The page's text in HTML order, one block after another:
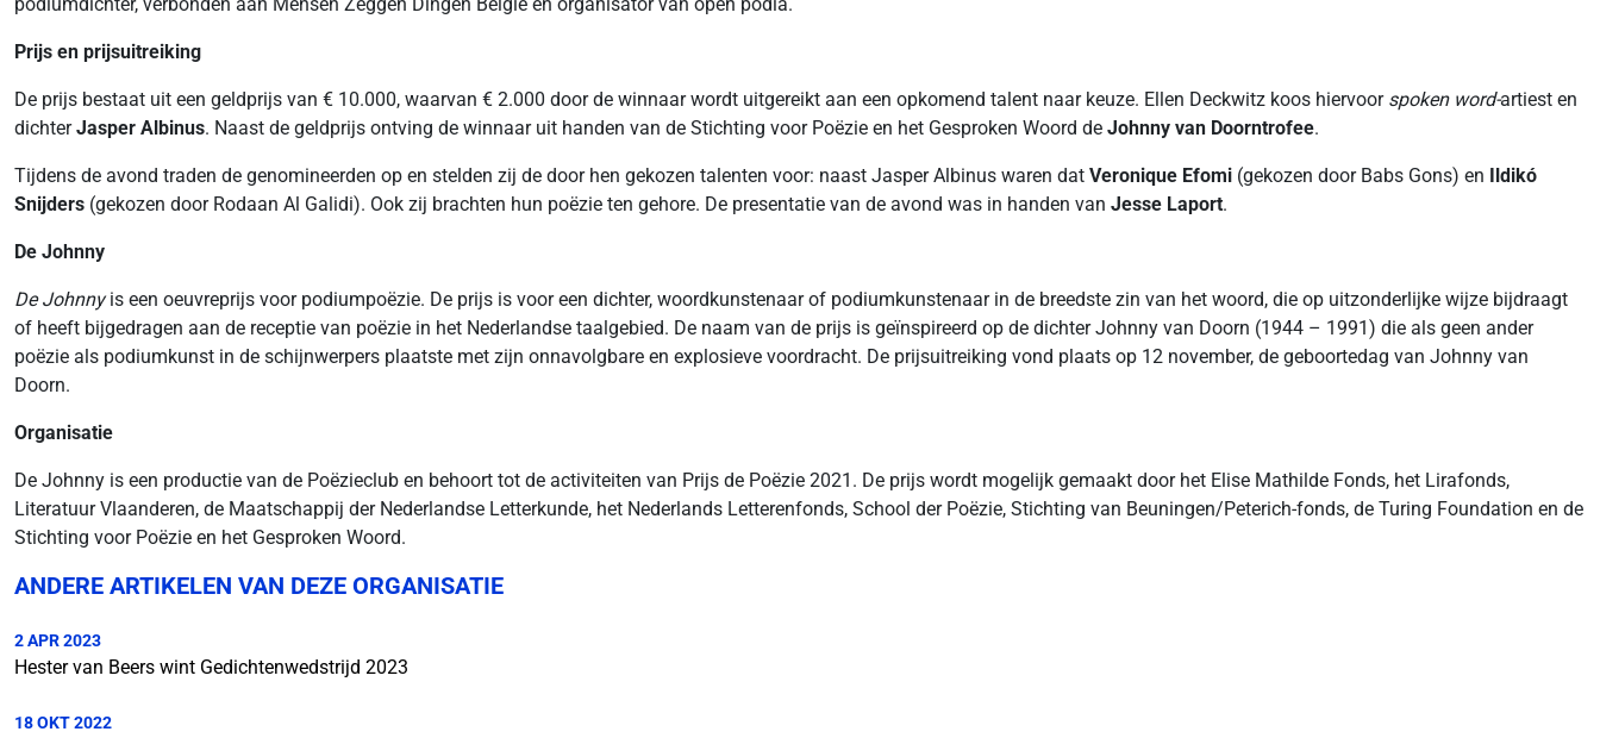
podiumdichter, verbonden aan Mensen Zeggen Dingen België en organisator van open podia.
Prijs en prijsuitreiking
De prijs bestaat uit een geldprijs van € 10.000, waarvan € 2.000 door de winnaar wordt uitgereikt aan een opkomend talent naar keuze. Ellen Deckwitz koos hiervoor spoken word-artiest en
dichterJasper Albinus. Naast de geldprijs ontving de winnaar uit handen van de Stichting voor Poëzie en het Gesproken Woord de Johnny van Doorntrofee.
Tijdens de avond traden de genomineerden op en stelden zij de door hen gekozen talenten voor: naast Jasper Albinus waren dat Veronique Efomi (gekozen door Babs Gons) en
Ildikó
Snijders (gekozen door Rodaan Al Galidi). Ook zij brachten hun poëzie ten gehore. De presentatie van de avond was in handen van Jesse Laport.
De Johnny
De Johnnyis een oeuvreprijs voor podiumpoëzie. De prijs is voor een dichter, woordkunstenaar of podiumkunstenaar in de breedste zin van het woord, die op uitzonderlijke wijze bijdraagt
of heeft bijgedragen aan de receptie van poëzie in het Nederlandse taalgebied. De naam van de prijs is geïnspireerd op de dichter Johnny van Doorn (1944 – 1991) die als geen ander
poëzie als podiumkunst in de schijnwerpers plaatste met zijn onnavolgbare en explosieve voordracht. De prijsuitreiking vond plaats op 12 november, de geboortedag van Johnny van
Doorn.
Organisatie
De Johnny is een productie van de Poëzieclub en behoort tot de activiteiten van Prijs de Poëzie 2021. De prijs wordt mogelijk gemaakt door het Elise Mathilde Fonds, het Lirafonds,
Literatuur Vlaanderen, de Maatschappij der Nederlandse Letterkunde, het Nederlands Letterenfonds, School der Poëzie, Stichting van Beuningen/Peterich-fonds, de Turing Foundation en de
Stichting voor Poëzie en het Gesproken Woord.
ANDERE ARTIKELEN VAN DEZE ORGANISATIE
2 APR 2023
Hester van Beers wint Gedichtenwedstrijd 2023
18 OKT 2022